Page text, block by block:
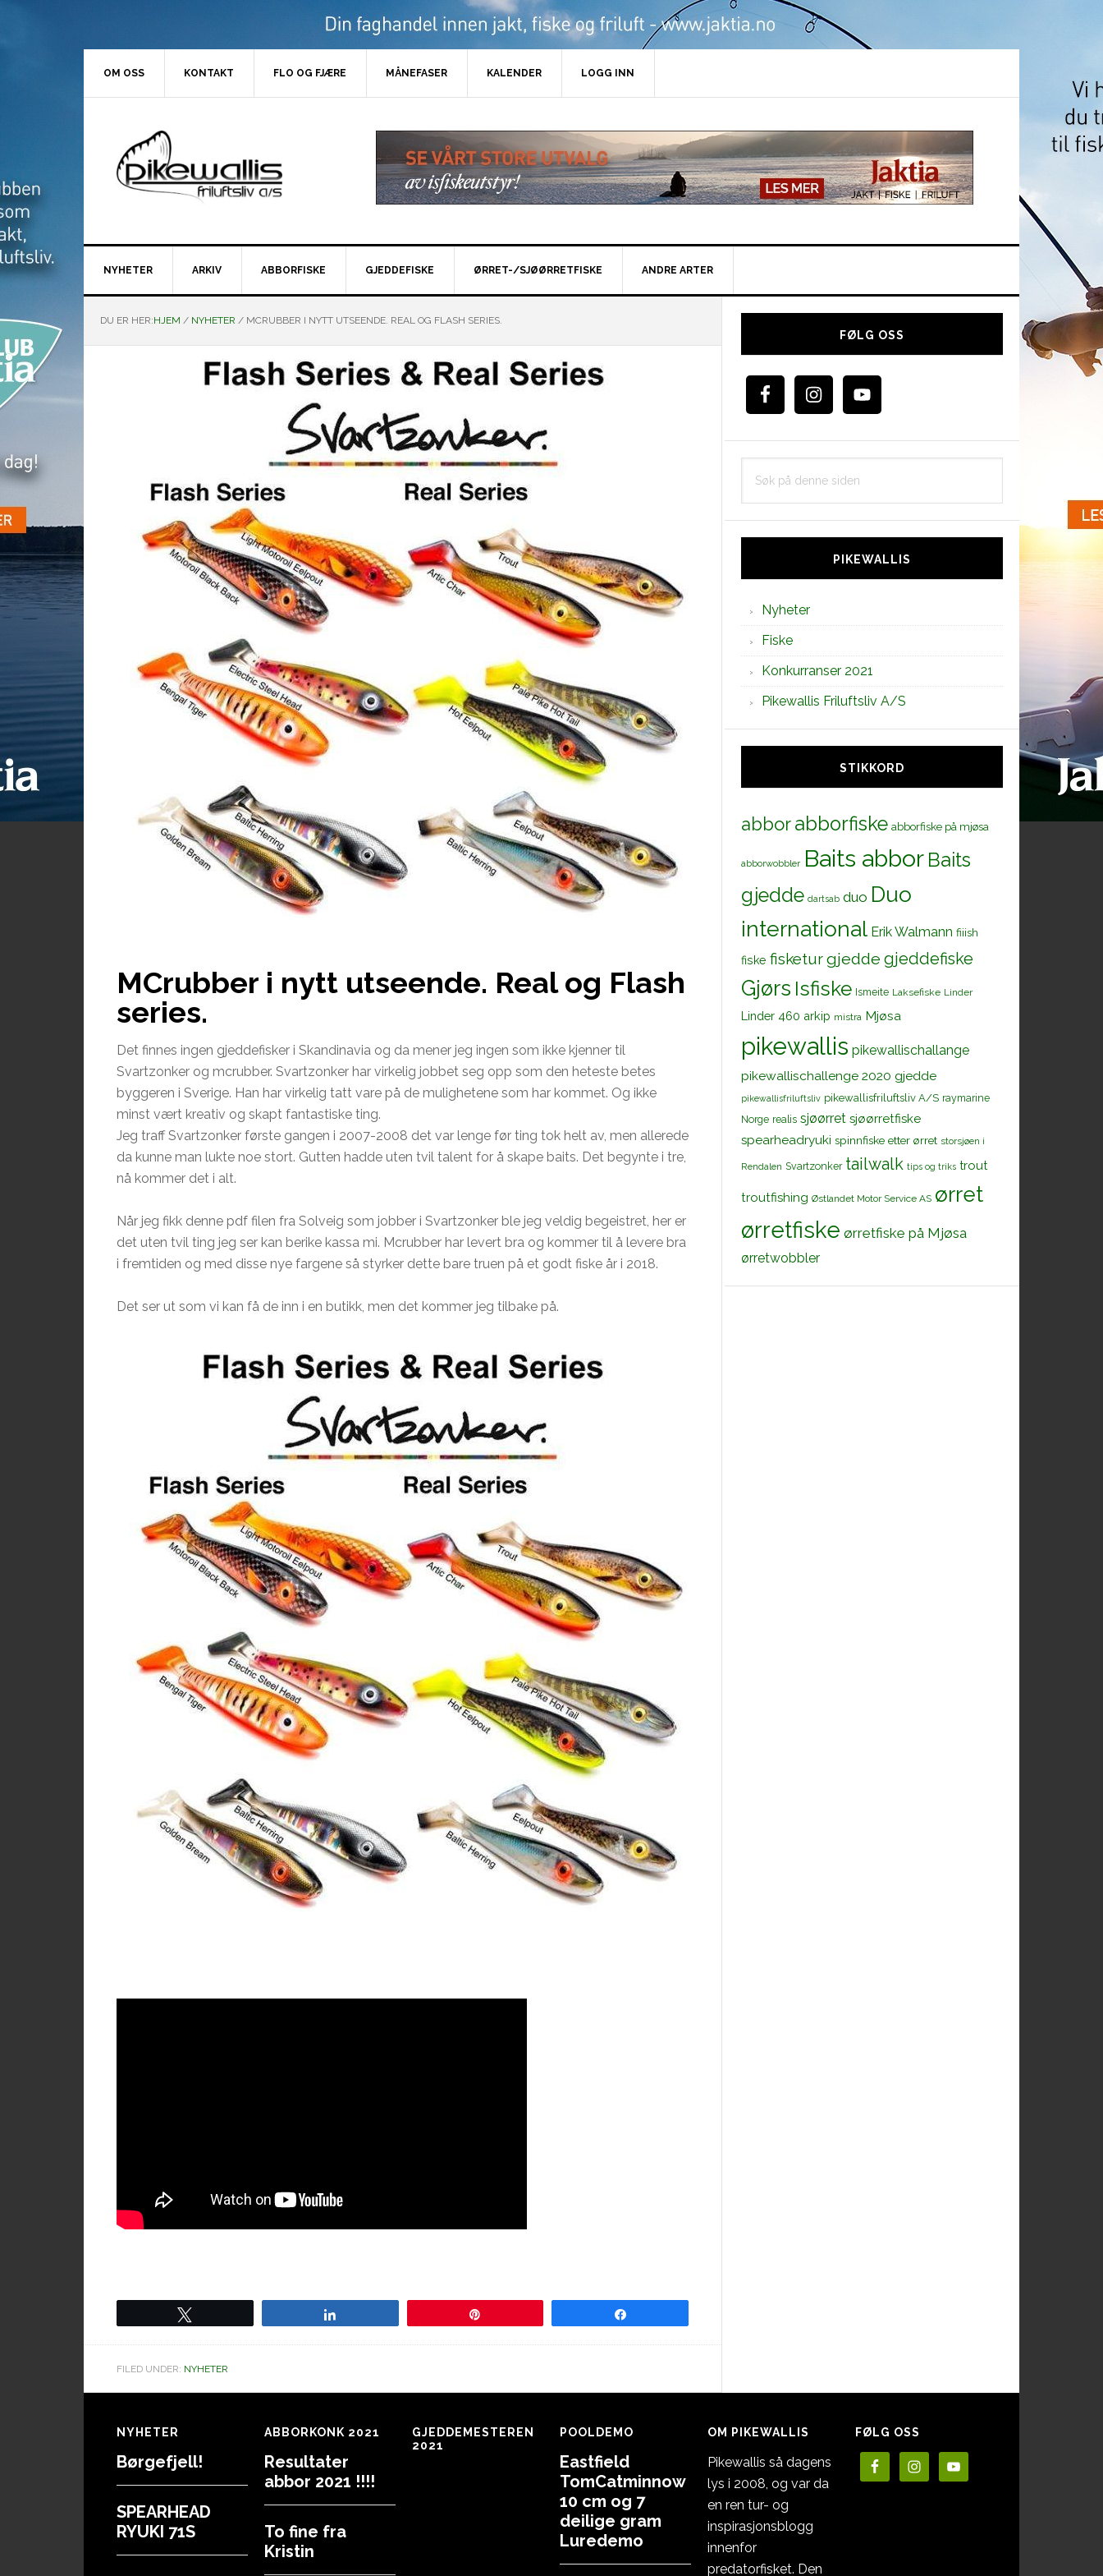
OM OSS KONTAKT FLO OG FJÆRE MÅNEFASER KALENDER LOGG INN
NYHETER ARKIV ABBORFISKE GJEDDEFISKE ØRRET-/SJØØRRETFISKE ANDRE ARTER
DU ER HER:HJEM / NYHETER / MCRUBBER I NYTT UTSEENDE. REAL OG FLASH SERIES.
MCrubber i nytt utseende. Real og Flash
series.
Det finnes ingen gjeddefisker i Skandinavia og da mener jeg ingen som ikke kjenner til
Svartzonker og mcrubber. Svartzonker har virkelig jobbet seg opp som den heteste betes
byggeren i Sverige. Han har virkelig tatt vare på de mulighetene som har kommet. Og ikke
minst vært kreativ og skapt fantastiske ting.
Jeg traff Svartzonker første gangen i 2007-2008 det var lenge før ting tok helt av, men allerede
da kunne man lukte noe stort. Gutten hadde uten tvil talent for å skape baits. Det begynte i tre,
nå kommer det i alt.
Når jeg fikk denne pdf filen fra Solveig som jobber i Svartzonker ble jeg veldig begeistret, her er
det uten tvil ting jeg ser kan berike kassa mi. Mcrubber har levert bra og kommer til å levere bra
i fremtiden og med disse nye fargene så styrker dette bare truen på et godt fiske år i 2018.
Det ser ut som vi kan få de inn i en butikk, men det kommer jeg tilbake på.
FILED UNDER: NYHETER
Hoved
FØLG OSS
PIKEWALLIS
Nyheter
Fiske
Konkurranser 2021
Pikewallis Friluftsliv A/S
STIKKORD
abborabborfiske abborfiske på mjøsa
abborwobbler Baits abbor Baits
gjedde dartsab duo Duo
international Erik Walmann fiiish
fiske fisketurgjedde gjeddefiske
Gjørs Isfiske Ismeite Laksefiske Linder
Linder 460 arkip mistra Mjøsa
pikewallis pikewallischallange
pikewallischallenge 2020 gjedde
pikewallisfriluftsliv pikewallisfriluftsliv A/S raymarine
Norge realis sjøørret sjøørretfiske
spearheadryuki spinnfiske etter ørret storsjøen i
Rendalen Svartzonker tailwalk tips og triks trout
troutfishing Østlandet Motor Service AS ørret
ørretfiske ørretfiske på Mjøsa
ørretwobbler
Footer
NYHETER
Børgefjell!
SPEARHEAD
RYUKI 71S
ABBORKONK 2021
Resultater
abbor 2021 !!!!
To fine fra
Kristin
GJEDDEMESTEREN
2021
POOLDEMO
Eastfield
TomCatminnow
10 cm og 7
deilige gram
Luredemo
OM PIKEWALLIS
Pikewallis så dagens
lys i 2008, og var da
en ren tur- og
inspirasjonsblogg
innenfor
predatorfisket. Den
FØLG OSS